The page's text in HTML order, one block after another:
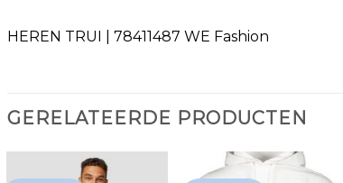
HEREN TRUI | 78411487 WE Fashion
GERELATEERDE PRODUCTEN